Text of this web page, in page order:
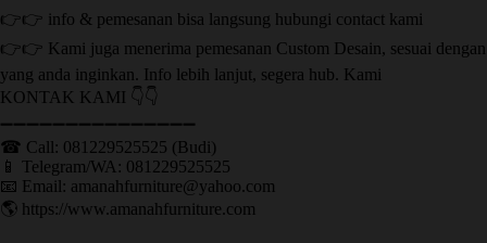
👉👉 info & pemesanan bisa langsung hubungi contact kami
👉👉 Kami juga menerima pemesanan Custom Desain, sesuai dengan
yang anda inginkan. Info lebih lanjut, segera hub. Kami
KONTAK KAMI 👇👇
➖➖➖➖➖➖➖➖➖➖➖➖➖➖➖ ㅤ
☎ Call: 081229525525 (Budi)
📱 Telegram/WA: 081229525525
📧 Email: amanahfurniture@yahoo.com
🌎 https://www.amanahfurniture.com